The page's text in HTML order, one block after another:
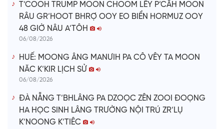
T’COOH TRUMP MOON CHOOM LÊY P’CĂH MOON
RÂU GR’HOOT BHRỢ OOY EO BIỂN HORMUZ OOY
48 GIỜ NÂU A’TÔH
06/08/2026
HUẾ: MOONG ÂNG MANƯIH PA CÔ VÊY TA MOON
NĂC K’KIR LỊCH SỬ
06/08/2026
ĐÀ NẴNG T’BHLÂNG PA DZOỌC ZÊN ZOOI ĐOỌNG
HA HỌC SINH LÂNG TRƯỜNG NỘI TRÚ ZR’LỤ
K’NOONG K’TIÊC